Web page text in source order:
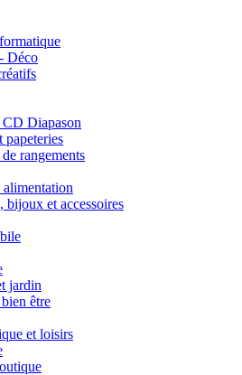
Déco
Diapason
papeteries
rangements
bijoux et accessoires
jardin
être
et loisirs